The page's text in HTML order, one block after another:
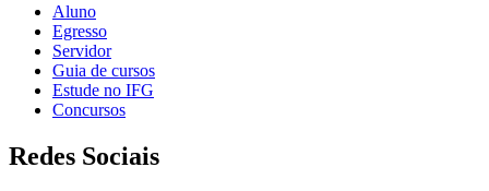
Aluno
Egresso
Servidor
Guia de cursos
Estude no IFG
Concursos
Redes Sociais